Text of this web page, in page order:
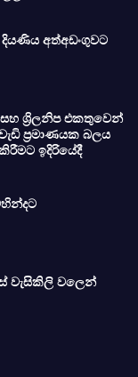
අත්අඩංගුවට
සහ ශ්‍රිලනිප එකතුවෙන්
ප්‍රමාණයක බලය
ඉදිරියේදී
වැසිකිලි වලෙන්